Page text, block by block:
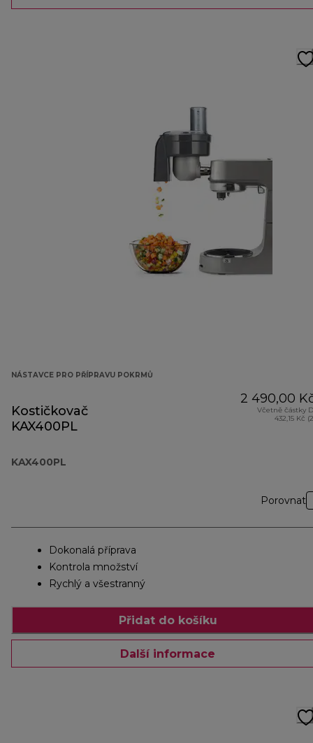
NÁSTAVCE PRO PŘÍPRAVU POKRMŮ
Kostičkovač
KAX400PL
KAX400PL
2 490,00
Včetně částky
432,15 Kč
Porovnat
Dokonalá příprava
Kontrola množství
Rychlý a všestranný
Přidat do košíku
Další informace